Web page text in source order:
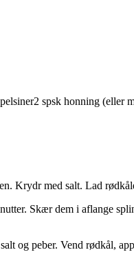
2 spsk honning (eller
Krydr med salt. Lad
Skær dem i aflange
og peber. Vend rødkål,